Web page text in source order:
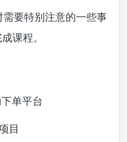
要特别注意的一些事
课程。
单平台
目